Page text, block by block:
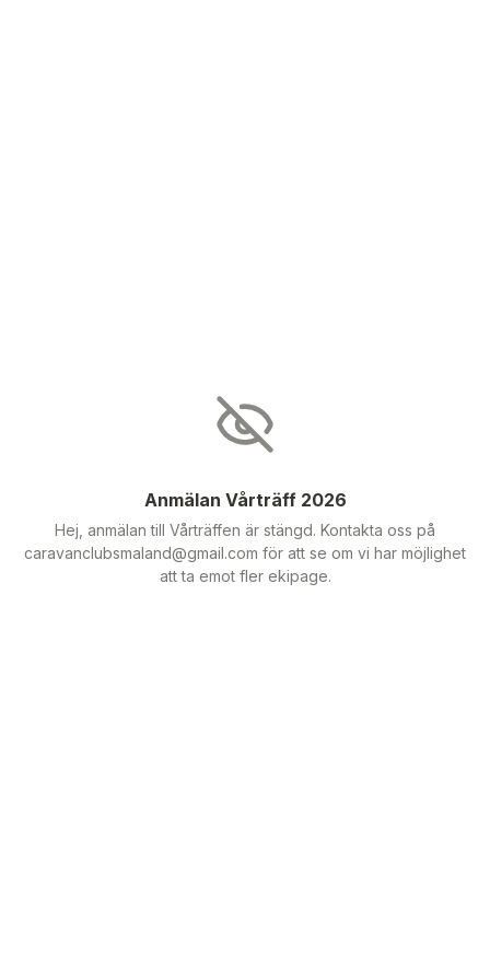
Anmälan Vårträff 2026
Hej, anmälan till Vårträffen är stängd. Kontakta oss på
caravanclubsmaland@gmail.com för att se om vi har möjlighet
att ta emot fler ekipage.